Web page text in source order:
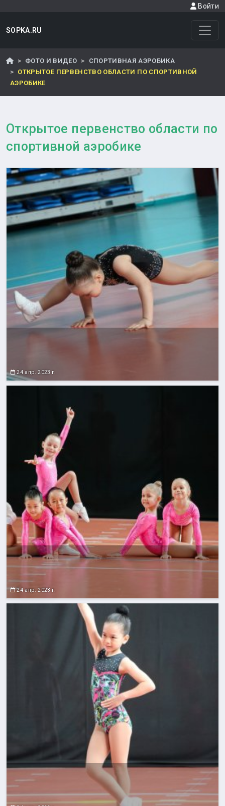
Войти
SOPKA.RU
ФОТО И ВИДЕО
СПОРТИВНАЯ АЭРОБИКА
ОТКРЫТОЕ ПЕРВЕНСТВО ОБЛАСТИ ПО СПОРТИВНОЙ
АЭРОБИКЕ
Открытое первенство области по
спортивной аэробике
24 апр. 2023 г.
24 апр. 2023 г.